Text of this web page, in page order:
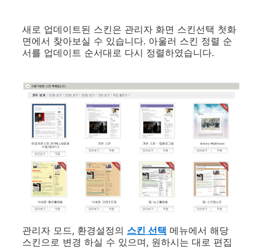
새로 업데이트된 스킨은 관리자 화면 스킨선택 첫화
면에서 찾아보실 수 있습니다. 아울러 스킨 정렬 순
서를 업데이트 순서대로 다시 정렬하였습니다.
관리자 모드, 환경설정의 스킨 선택 메뉴에서 해당
스킨으로 변경 하실 수 있으며, 원하시는 대로 편집